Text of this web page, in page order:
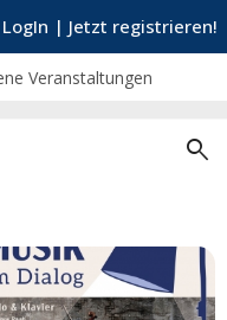
LogIn | Jetzt registrieren!
Veranstaltungen
search